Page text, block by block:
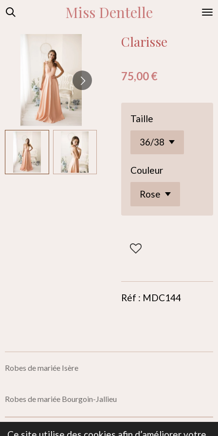
Passer
contenu
principal
Miss Dentelle
Clarisse
75,00 €
Taille
Couleur
Réf : MDC144
Robes de mariée Isère
Robes de mariée Bourgoin-Jallieu